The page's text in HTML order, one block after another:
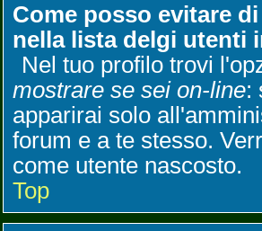
Come posso evitare
nella lista delgi utenti
Nel tuo profilo trovi
mostrare se sei on-line:
apparirai solo
forum e a te stesso.
come utente nascosto.
Top